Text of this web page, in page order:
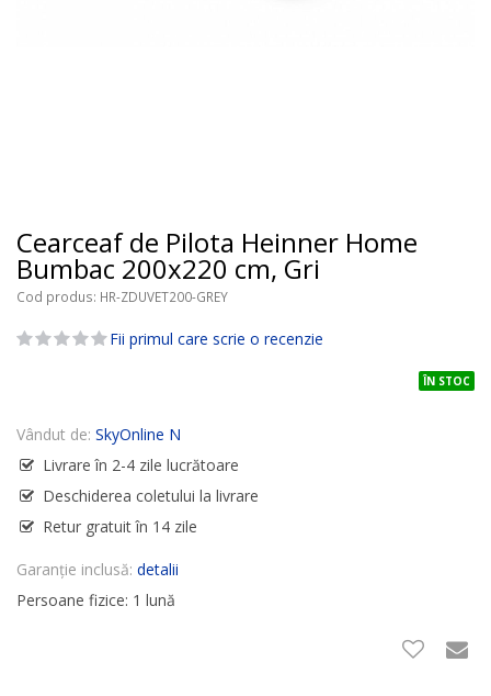
Cearceaf de Pilota Heinner Home
Bumbac 200x220 cm, Gri
Cod produs HR-ZDUVET200-GREY
Fii primul care scrie o recenzie
ÎN STOC
Vândut de: SkyOnline N
Livrare în 2-4 zile lucrătoare
Deschiderea coletului la livrare
Retur gratuit în 14 zile
Garanție inclusă: detalii
Persoane fizice: 1 lună